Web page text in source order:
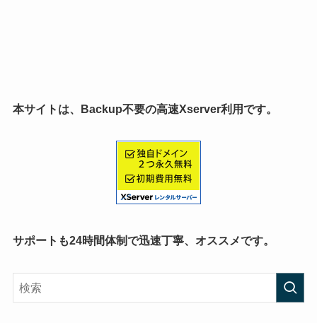
本サイトは、Backup不要の高速Xserver利用です。
サポートも24時間体制で迅速丁寧、オススメです。